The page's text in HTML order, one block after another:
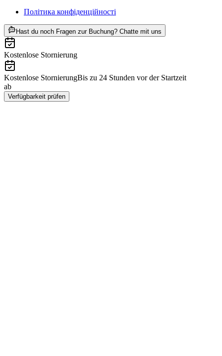
Політика конфіденційності
Hast du noch Fragen zur Buchung? Chatte mit uns
Kostenlose Stornierung
Kostenlose StornierungBis zu 24 Stunden vor der Startzeit
ab
Verfügbarkeit prüfen